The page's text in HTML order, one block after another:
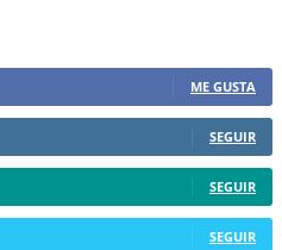
ME GUSTA
SEGUIR
SEGUIR
SEGUIR